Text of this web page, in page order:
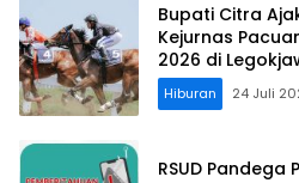
Bupati Citra
Kejurnas
2026 di
Hiburan 24 Juli
RSUD